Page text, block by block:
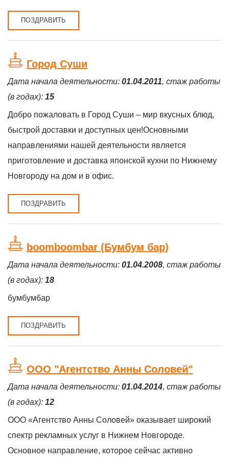
ПОЗДРАВИТЬ
Город Суши
Дата начала деятельности: 01.04.2011, стаж работы
(в годах): 15
Добро пожаловать в Город Суши – мир вкусных блюд,
быстрой доставки и доступных цен!Основными
направлениями нашей деятельности является
приготовление и доставка японской кухни по Нижнему
Новгороду на дом и в офис.
ПОЗДРАВИТЬ
boomboombar (Бумбум бар)
Дата начала деятельности: 01.04.2008, стаж работы
(в годах): 18
бумбумбар
ПОЗДРАВИТЬ
ООО "Агентство Анны Соловей"
Дата начала деятельности: 01.04.2014, стаж работы
(в годах): 12
ООО «Агентство Анны Соловей» оказывает широкий
спектр рекламных услуг в Нижнем Новгороде.
Основное направление, которое сейчас активно